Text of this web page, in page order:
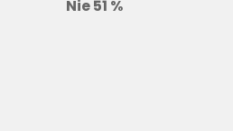
Nie 51 %